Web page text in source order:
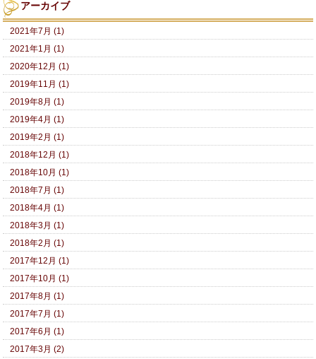
アーカイブ
2021年7月 (1)
2021年1月 (1)
2020年12月 (1)
2019年11月 (1)
2019年8月 (1)
2019年4月 (1)
2019年2月 (1)
2018年12月 (1)
2018年10月 (1)
2018年7月 (1)
2018年4月 (1)
2018年3月 (1)
2018年2月 (1)
2017年12月 (1)
2017年10月 (1)
2017年8月 (1)
2017年7月 (1)
2017年6月 (1)
2017年3月 (2)